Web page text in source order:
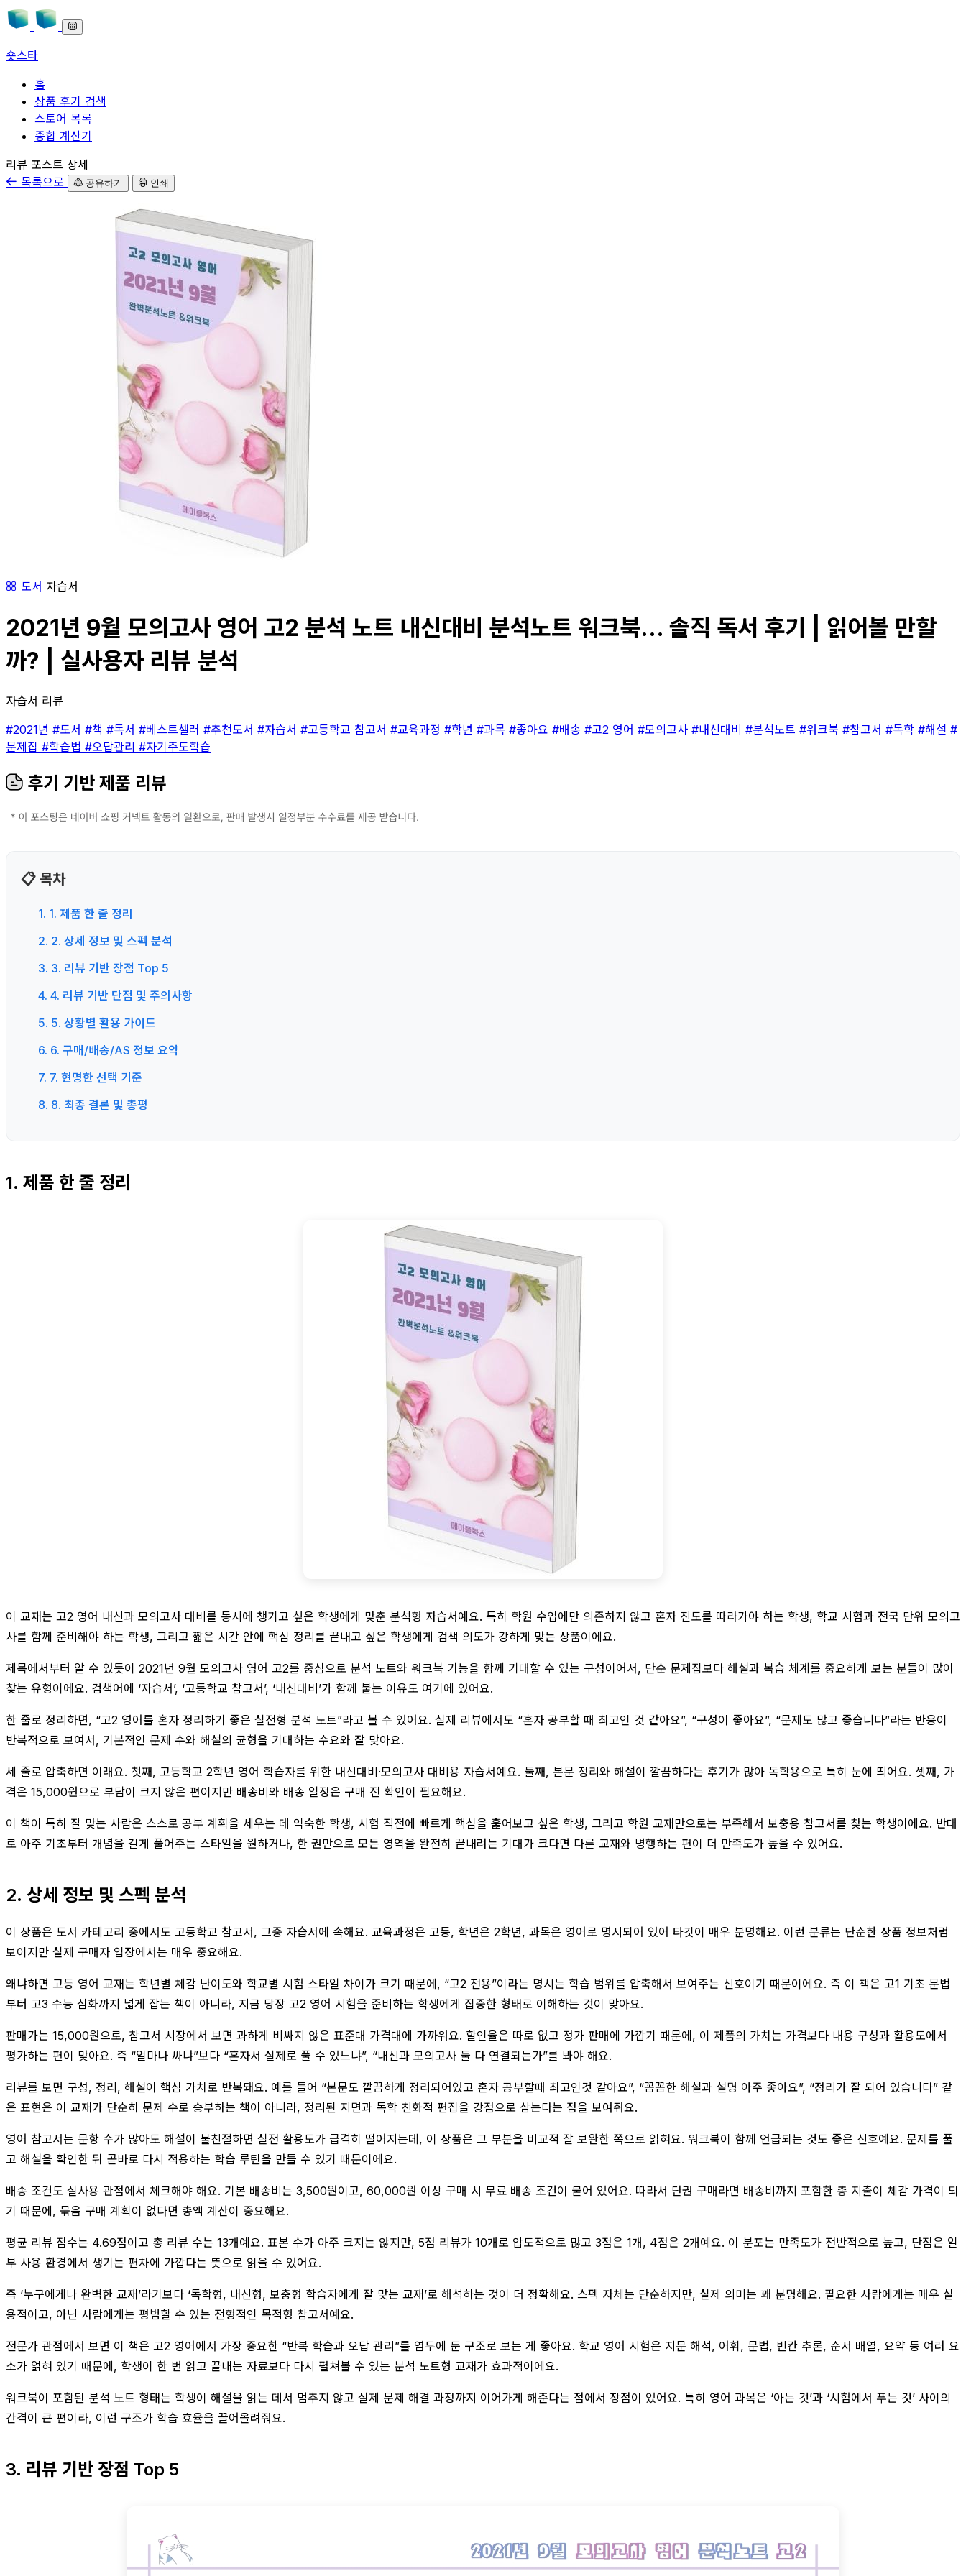
숏스타
홈
상품 후기 검색
스토어 목록
종합 계산기
본문으로 바로가기
리뷰 포스트 상세
목록으로
공유하기 인쇄
도서 자습서
2021년 9월 모의고사 영어 고2 분석 노트 내신대비 분석노트 워크북... 솔직 독서 후기 | 읽어볼 만할
까? | 실사용자 리뷰 분석
자습서 리뷰
#2021년 #도서 #책 #독서 #베스트셀러 #추천도서 #자습서 #고등학교 참고서 #교육과정 #학년 #과목 #좋아요 #배송 #고2 영어 #모의고사 #내신대비 #분석노트 #워크북 #참고서 #독학 #해설 #
문제집 #학습법 #오답관리 #자기주도학습
후기 기반 제품 리뷰
📋 목차
1. 1. 제품 한 줄 정리
2. 2. 상세 정보 및 스펙 분석
3. 3. 리뷰 기반 장점 Top 5
4. 4. 리뷰 기반 단점 및 주의사항
5. 5. 상황별 활용 가이드
6. 6. 구매/배송/AS 정보 요약
7. 7. 현명한 선택 기준
8. 8. 최종 결론 및 총평
1. 제품 한 줄 정리
이 교재는 고2 영어 내신과 모의고사 대비를 동시에 챙기고 싶은 학생에게 맞춘 분석형 자습서예요. 특히 학원 수업에만 의존하지 않고 혼자 진도를 따라가야 하는 학생, 학교 시험과 전국 단위 모의고
사를 함께 준비해야 하는 학생, 그리고 짧은 시간 안에 핵심 정리를 끝내고 싶은 학생에게 검색 의도가 강하게 맞는 상품이에요.
제목에서부터 알 수 있듯이 2021년 9월 모의고사 영어 고2를 중심으로 분석 노트와 워크북 기능을 함께 기대할 수 있는 구성이어서, 단순 문제집보다 해설과 복습 체계를 중요하게 보는 분들이 많이
찾는 유형이에요. 검색어에 ‘자습서’, ‘고등학교 참고서’, ‘내신대비’가 함께 붙는 이유도 여기에 있어요.
한 줄로 정리하면, “고2 영어를 혼자 정리하기 좋은 실전형 분석 노트”라고 볼 수 있어요. 실제 리뷰에서도 “혼자 공부할 때 최고인 것 같아요”, “구성이 좋아요”, “문제도 많고 좋습니다”라는 반응이
반복적으로 보여서, 기본적인 문제 수와 해설의 균형을 기대하는 수요와 잘 맞아요.
세 줄로 압축하면 이래요. 첫째, 고등학교 2학년 영어 학습자를 위한 내신대비·모의고사 대비용 자습서예요. 둘째, 본문 정리와 해설이 깔끔하다는 후기가 많아 독학용으로 특히 눈에 띄어요. 셋째, 가
격은 15,000원으로 부담이 크지 않은 편이지만 배송비와 배송 일정은 구매 전 확인이 필요해요.
이 책이 특히 잘 맞는 사람은 스스로 공부 계획을 세우는 데 익숙한 학생, 시험 직전에 빠르게 핵심을 훑어보고 싶은 학생, 그리고 학원 교재만으로는 부족해서 보충용 참고서를 찾는 학생이에요. 반대
로 아주 기초부터 개념을 길게 풀어주는 스타일을 원하거나, 한 권만으로 모든 영역을 완전히 끝내려는 기대가 크다면 다른 교재와 병행하는 편이 더 만족도가 높을 수 있어요.
2. 상세 정보 및 스펙 분석
이 상품은 도서 카테고리 중에서도 고등학교 참고서, 그중 자습서에 속해요. 교육과정은 고등, 학년은 2학년, 과목은 영어로 명시되어 있어 타깃이 매우 분명해요. 이런 분류는 단순한 상품 정보처럼
보이지만 실제 구매자 입장에서는 매우 중요해요.
왜냐하면 고등 영어 교재는 학년별 체감 난이도와 학교별 시험 스타일 차이가 크기 때문에, “고2 전용”이라는 명시는 학습 범위를 압축해서 보여주는 신호이기 때문이에요. 즉 이 책은 고1 기초 문법
부터 고3 수능 심화까지 넓게 잡는 책이 아니라, 지금 당장 고2 영어 시험을 준비하는 학생에게 집중한 형태로 이해하는 것이 맞아요.
판매가는 15,000원으로, 참고서 시장에서 보면 과하게 비싸지 않은 표준대 가격대에 가까워요. 할인율은 따로 없고 정가 판매에 가깝기 때문에, 이 제품의 가치는 가격보다 내용 구성과 활용도에서
평가하는 편이 맞아요. 즉 “얼마나 싸냐”보다 “혼자서 실제로 풀 수 있느냐”, “내신과 모의고사 둘 다 연결되는가”를 봐야 해요.
리뷰를 보면 구성, 정리, 해설이 핵심 가치로 반복돼요. 예를 들어 “본문도 깔끔하게 정리되어있고 혼자 공부할때 최고인것 같아요”, “꼼꼼한 해설과 설명 아주 좋아요”, “정리가 잘 되어 있습니다” 같
은 표현은 이 교재가 단순히 문제 수로 승부하는 책이 아니라, 정리된 지면과 독학 친화적 편집을 강점으로 삼는다는 점을 보여줘요.
영어 참고서는 문항 수가 많아도 해설이 불친절하면 실전 활용도가 급격히 떨어지는데, 이 상품은 그 부분을 비교적 잘 보완한 쪽으로 읽혀요. 워크북이 함께 언급되는 것도 좋은 신호예요. 문제를 풀
고 해설을 확인한 뒤 곧바로 다시 적용하는 학습 루틴을 만들 수 있기 때문이에요.
배송 조건도 실사용 관점에서 체크해야 해요. 기본 배송비는 3,500원이고, 60,000원 이상 구매 시 무료 배송 조건이 붙어 있어요. 따라서 단권 구매라면 배송비까지 포함한 총 지출이 체감 가격이 되
기 때문에, 묶음 구매 계획이 없다면 총액 계산이 중요해요.
평균 리뷰 점수는 4.69점이고 총 리뷰 수는 13개예요. 표본 수가 아주 크지는 않지만, 5점 리뷰가 10개로 압도적으로 많고 3점은 1개, 4점은 2개예요. 이 분포는 만족도가 전반적으로 높고, 단점은 일
부 사용 환경에서 생기는 편차에 가깝다는 뜻으로 읽을 수 있어요.
즉 ‘누구에게나 완벽한 교재’라기보다 ‘독학형, 내신형, 보충형 학습자에게 잘 맞는 교재’로 해석하는 것이 더 정확해요. 스펙 자체는 단순하지만, 실제 의미는 꽤 분명해요. 필요한 사람에게는 매우 실
용적이고, 아닌 사람에게는 평범할 수 있는 전형적인 목적형 참고서예요.
전문가 관점에서 보면 이 책은 고2 영어에서 가장 중요한 “반복 학습과 오답 관리”를 염두에 둔 구조로 보는 게 좋아요. 학교 영어 시험은 지문 해석, 어휘, 문법, 빈칸 추론, 순서 배열, 요약 등 여러 요
소가 얽혀 있기 때문에, 학생이 한 번 읽고 끝내는 자료보다 다시 펼쳐볼 수 있는 분석 노트형 교재가 효과적이에요.
워크북이 포함된 분석 노트 형태는 학생이 해설을 읽는 데서 멈추지 않고 실제 문제 해결 과정까지 이어가게 해준다는 점에서 장점이 있어요. 특히 영어 과목은 ‘아는 것’과 ‘시험에서 푸는 것’ 사이의
간격이 큰 편이라, 이런 구조가 학습 효율을 끌어올려줘요.
3. 리뷰 기반 장점 Top 5